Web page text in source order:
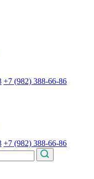
+7 (982) 388-66-86
+7 (982) 388-66-86